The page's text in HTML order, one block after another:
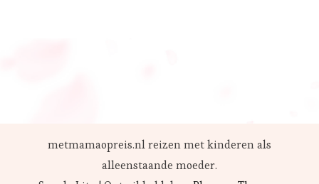
metmamaopreis.nl reizen met kinderen als
alleenstaande moeder.